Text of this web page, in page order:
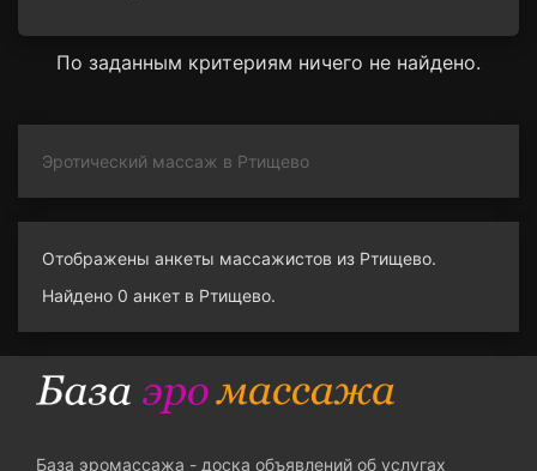
По заданным критериям ничего не найдено.
Эротический массаж в Ртищево
Отображены анкеты массажистов из Ртищево.
Найдено 0 анкет в Ртищево.
База эромассажа - доска объявлений об услугах